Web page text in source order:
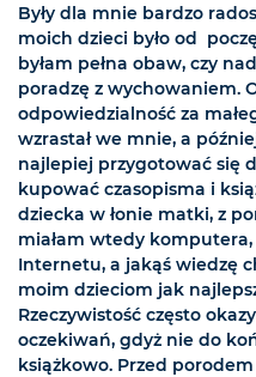
Były dla mnie bardzo
moich dzieci było od
byłam pełna obaw, czy
poradzę z wychowaniem.
odpowiedzialność za
wzrastał we mnie, a
najlepiej przygotować się
kupować czasopisma i
dziecka w łonie matki, z
miałam wtedy
Internetu, a jakąś wiedzę
moim dzieciom jak
Rzeczywistość często
oczekiwań, gdyż nie do
książkowo. Przed